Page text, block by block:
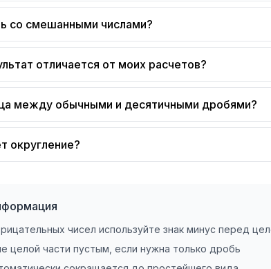
со смешанными числами?
отличается от моих расчетов?
между обычными и десятичными дробями?
округление?
чисел используйте знак минус перед
целой части пустым, если нужна только дробь